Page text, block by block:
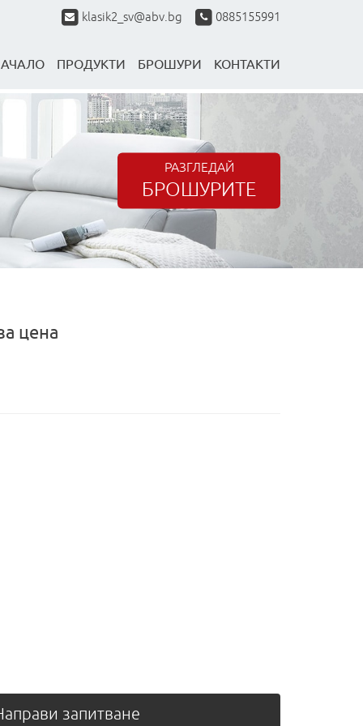
klasik2_sv@abv.bg 0885155991
ПРОДУКТИ БРОШУРИ КОНТАКТИ
РАЗГЛЕДАЙ
БРОШУРИТЕ
цена
запитване